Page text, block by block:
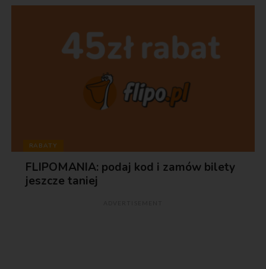
RABATY
FLIPOMANIA: podaj kod i zamów bilety
jeszcze taniej